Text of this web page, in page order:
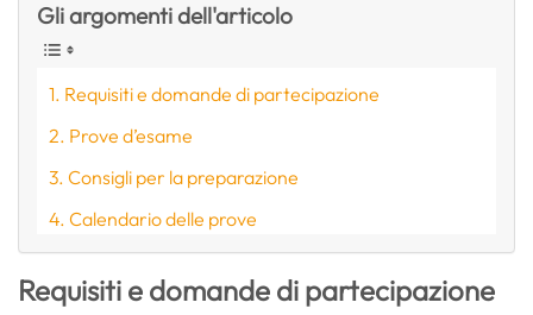
Gli argomenti dell'articolo
Requisiti e domande di partecipazione
Prove d’esame
Consigli per la preparazione
Calendario delle prove
Requisiti e domande di partecipazione